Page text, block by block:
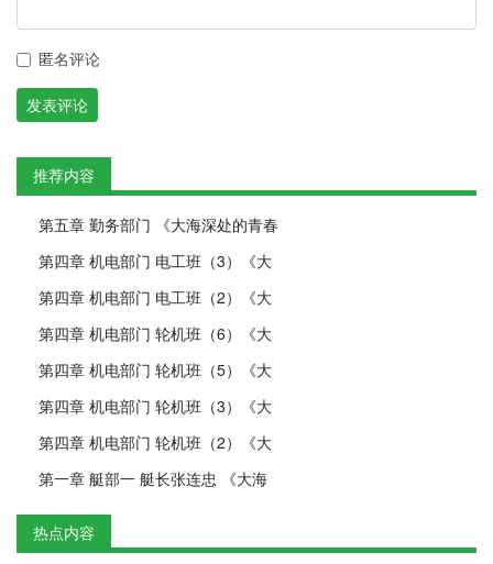
匿名评论
发表评论
推荐内容
第五章 勤务部门 《大海深处的青春
第四章 机电部门 电工班（3）《大
第四章 机电部门 电工班（2）《大
第四章 机电部门 轮机班（6）《大
第四章 机电部门 轮机班（5）《大
第四章 机电部门 轮机班（3）《大
第四章 机电部门 轮机班（2）《大
第一章 艇部一 艇长张连忠 《大海
热点内容